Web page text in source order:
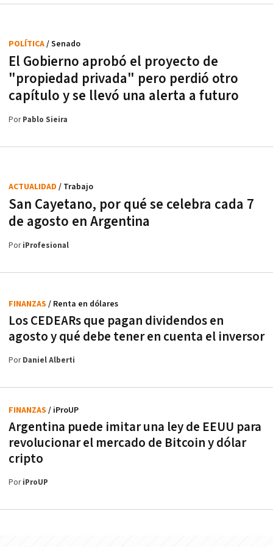
El Gobierno aprobó el proyecto de
"propiedad privada" pero perdió otro
capítulo y se llevó una alerta a futuro
POLÍTICA/ Senado
PorPablo Sieira
San Cayetano, por qué se celebra cada 7
de agosto en Argentina
ACTUALIDAD / Trabajo
PoriProfesional
Los CEDEARs que pagan dividendos en
agosto y qué debe tener en cuenta el inversor
FINANZAS / Renta en dólares
PorDaniel Alberti
Argentina puede imitar una ley de EEUU para
revolucionar el mercado de Bitcoin y dólar
cripto
FINANZAS / iProUP
PoriProUP